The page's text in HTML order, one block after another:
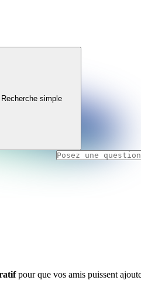
Recherche simple
pour que vos amis puissent